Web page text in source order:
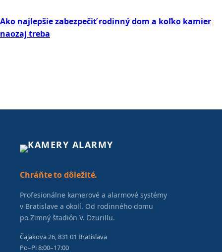
Chráňte to dôležité.
Profesionálne kamerové a alarmové systémy
v Bratislave a okolí. Od rodinného domu
po Zimný štadión V. Dzurillu.
Čajakova 26, 831 01 Bratislava
Po–Pi 8:00–17:00